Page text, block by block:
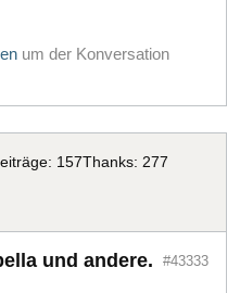
um der Konversation
157Thanks: 277
und andere. #43333